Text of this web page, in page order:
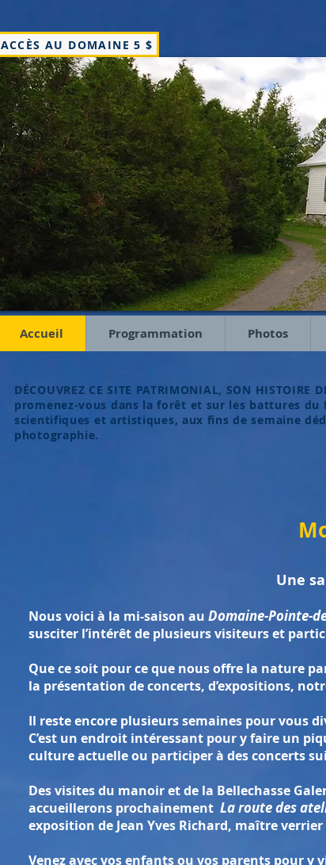
ACCÈS AU DOMAINE 5 $
Accueil Programmation Photos
DÉCOUVREZ CE SITE PATRIMONIAL, SON
promenez-vous dans la forêt et sur les battures
scientifiques et artistiques, aux fins de semaine
photographie.
Une
Nous voici à la mi-saison au Domaine-Pointe-
susciter l’intérêt de plusieurs visiteurs et
Que ce soit pour ce que nous offre la nature
la présentation de concerts, d’expositions,
Il reste encore plusieurs semaines pour vous
C’est un endroit intéressant pour y faire un
culture actuelle ou participer à des concerts
Des visites du manoir et de la Bellechasse
accueillerons prochainement La route des
exposition de Jean Yves Richard, maître
Venez avec vos enfants ou vos parents pour